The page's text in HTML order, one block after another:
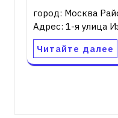
город: Москва
Адрес: 1-я улица
Читайте далее